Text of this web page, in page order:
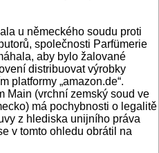
u německého soudu proti
společnosti Parfümerie
aby bylo žalované
distribuovat výrobky
platformy „amazon.de“.
Main (vrchní zemský soud ve
má pochybnosti o legalitě
z hlediska unijního práva
v tomto ohledu obrátil na